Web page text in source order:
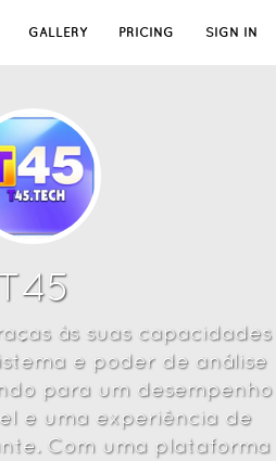
GALLERY PRICING SIGN IN
às suas capacidades
e poder de análise
para um desempenho
e uma experiência de
Com uma plataforma